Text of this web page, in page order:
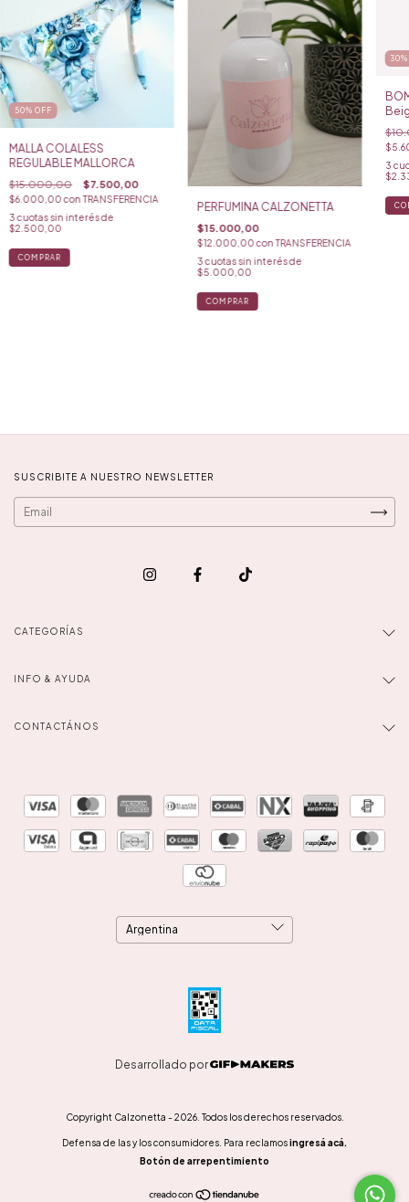
50% OFF
MALLA COLALESS
REGULABLE MALLORCA
$15.000,00 $7.500,00
$6.000,00con TRANSFERENCIA
3 cuotas sin interés de
$2.500,00
PERFUMINA CALZONETTA
$15.000,00
$12.000,00con TRANSFERENCIA
3 cuotas sin interés de
$5.000,00
30
3
SUSCRIBITE A NUESTRO NEWSLETTER
CATEGORÍAS
INFO & AYUDA
CONTACTÁNOS
Desarrollado por
Copyright Calzonetta - 2026. Todos los derechos reservados.
Defensa de las y los consumidores. Para reclamosingresá acá.
Botón de arrepentimiento